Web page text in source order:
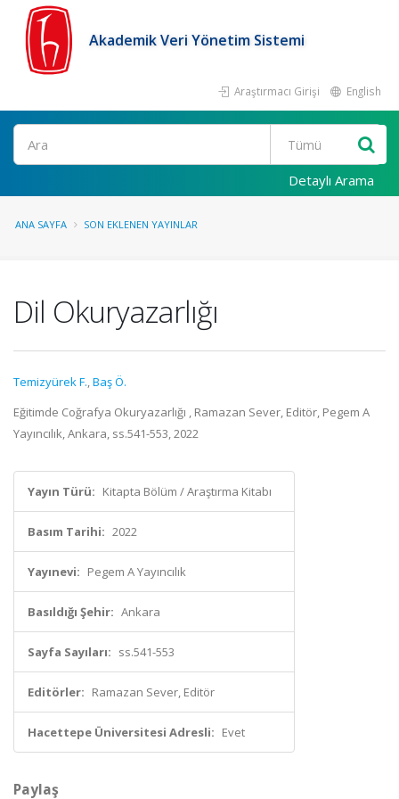
Akademik Veri Yönetim Sistemi
Araştırmacı Girişi English
Ara
Detaylı Arama
ANA SAYFA SON EKLENEN YAYINLAR
Dil Okuryazarlığı
Temizyürek F.,Baş Ö.
Eğitimde Coğrafya Okuryazarlığı , Ramazan Sever, Editör, Pegem A
Yayıncılık, Ankara, ss.541-553, 2022
Yayın Türü: Kitapta Bölüm / Araştırma Kitabı
Basım Tarihi: 2022
Yayınevi: Pegem A Yayıncılık
Basıldığı Şehir: Ankara
Sayfa Sayıları: ss.541-553
Editörler: Ramazan Sever, Editör
Hacettepe Üniversitesi Adresli: Evet
Paylaş